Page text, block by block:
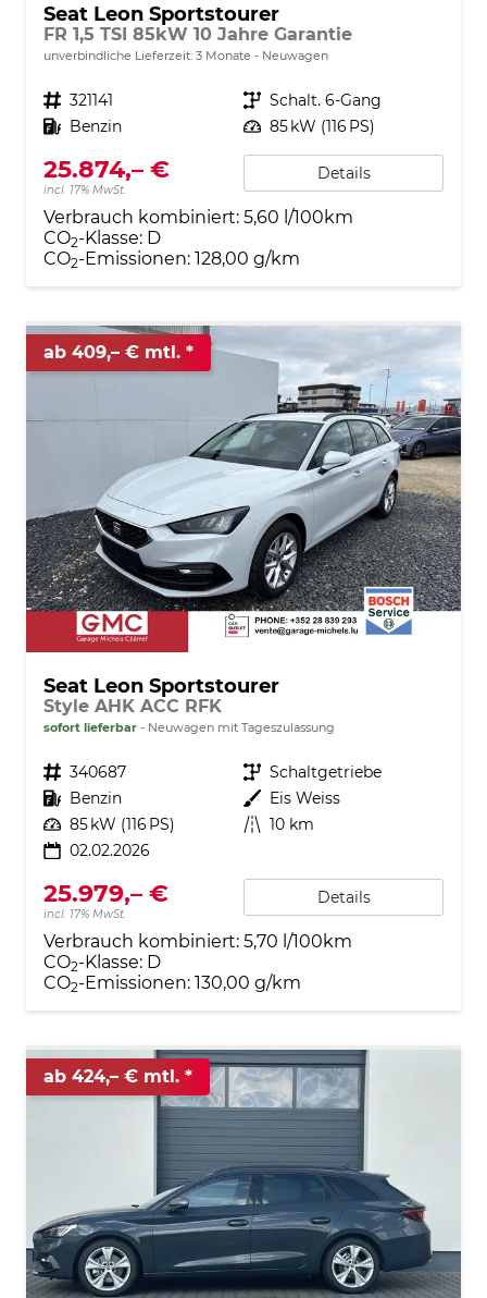
Seat Leon Sportstourer
FR 1,5 TSI 85kW 10 Jahre Garantie
unverbindliche Lieferzeit: 3 Monate Neuwagen
Fahrzeugnr. 321141 Getriebe Schalt. 6-Gang
Kraftstoff Benzin Leistung 85 kW (116 PS)
25.874,– €
incl. 17% MwSt.
Details
Verbrauch kombiniert: 5,60 l/100km
CO2-Klasse: D
CO2-Emissionen: 128,00 g/km
ab 409,– € mtl.
Seat Leon Sportstourer
Style AHK ACC RFK
sofort lieferbar Neuwagen mit Tageszulassung
Fahrzeugnr. 340687 Getriebe Schaltgetriebe
Kraftstoff Benzin Außenfarbe Eis Weiss
Leistung 85 kW (116 PS) Kilometerstand 10 km
02.02.2026
25.979,– €
incl. 17% MwSt.
Details
Verbrauch kombiniert: 5,70 l/100km
CO2-Klasse: D
CO2-Emissionen: 130,00 g/km
ab 424,– € mtl.